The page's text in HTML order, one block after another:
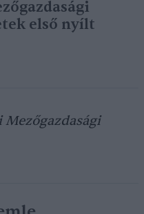
első nyílt
Mezőgazdasági